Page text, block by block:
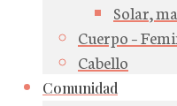
Solar,
Cuerpo –
Cabello
Comunidad